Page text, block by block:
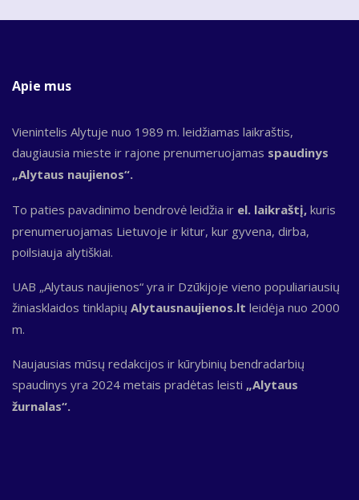
Apie mus
Vienintelis Alytuje nuo 1989 m. leidžiamas laikraštis,
daugiausia mieste ir rajone prenumeruojamas spaudinys
„Alytaus naujienos“.
To paties pavadinimo bendrovė leidžia ir el. laikraštį, kuris
prenumeruojamas Lietuvoje ir kitur, kur gyvena, dirba,
poilsiauja alytiškiai.
UAB „Alytaus naujienos“ yra ir Dzūkijoje vieno populiariausių
žiniasklaidos tinklapių Alytausnaujienos.lt leidėja nuo 2000
m.
Naujausias mūsų redakcijos ir kūrybinių bendradarbių
spaudinys yra 2024 metais pradėtas leisti „Alytaus
žurnalas“.